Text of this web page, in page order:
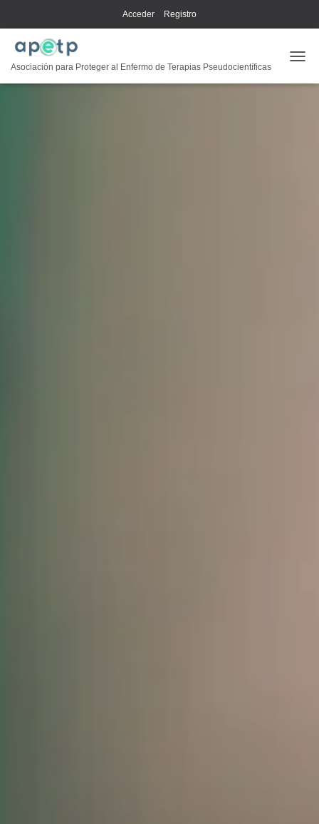
Acceder Registro
Asociación para Proteger al Enfermo de Terapias Pseudocientíficas